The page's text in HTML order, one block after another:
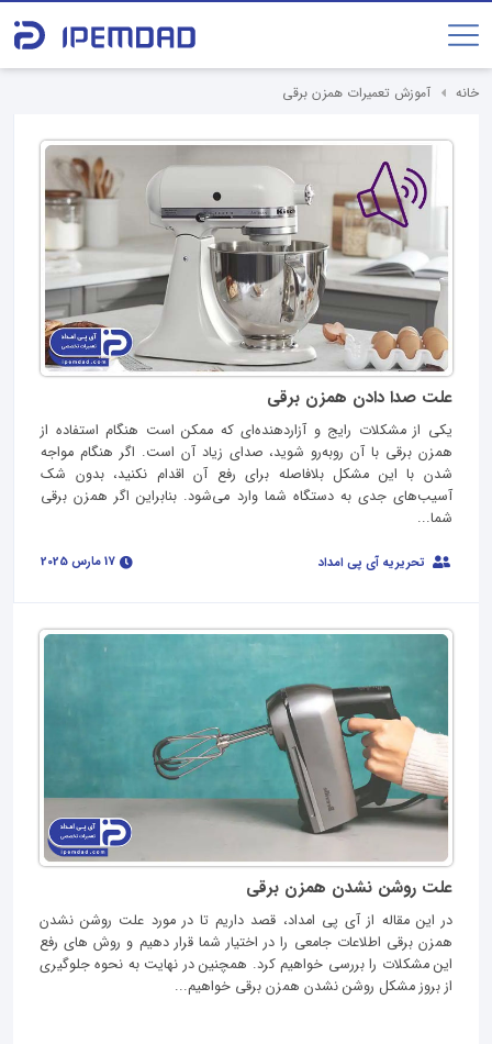
خانه آموزش تعمیرات همزن برقی
علت صدا دادن همزن برقی
یکی از مشکلات رایج و آزاردهنده‌ای که ممکن است هنگام استفاده از
همزن برقی با آن روبه‌رو شوید، صدای زیاد آن است. اگر هنگام مواجه
شدن با این مشکل بلافاصله برای رفع آن اقدام نکنید، بدون شک
آسیب‌های جدی به دستگاه شما وارد می‌شود. بنابراین اگر همزن برقی
شما...
تحریریه آی پی امداد
علت روشن نشدن همزن برقی
در این مقاله از آی پی امداد، قصد داریم تا در مورد علت روشن نشدن
همزن برقی اطلاعات جامعی را در اختیار شما قرار دهیم و روش های رفع
این مشکلات را بررسی خواهیم کرد. همچنین در نهایت به نحوه جلوگیری
از بروز مشکل روشن نشدن همزن برقی خواهیم...